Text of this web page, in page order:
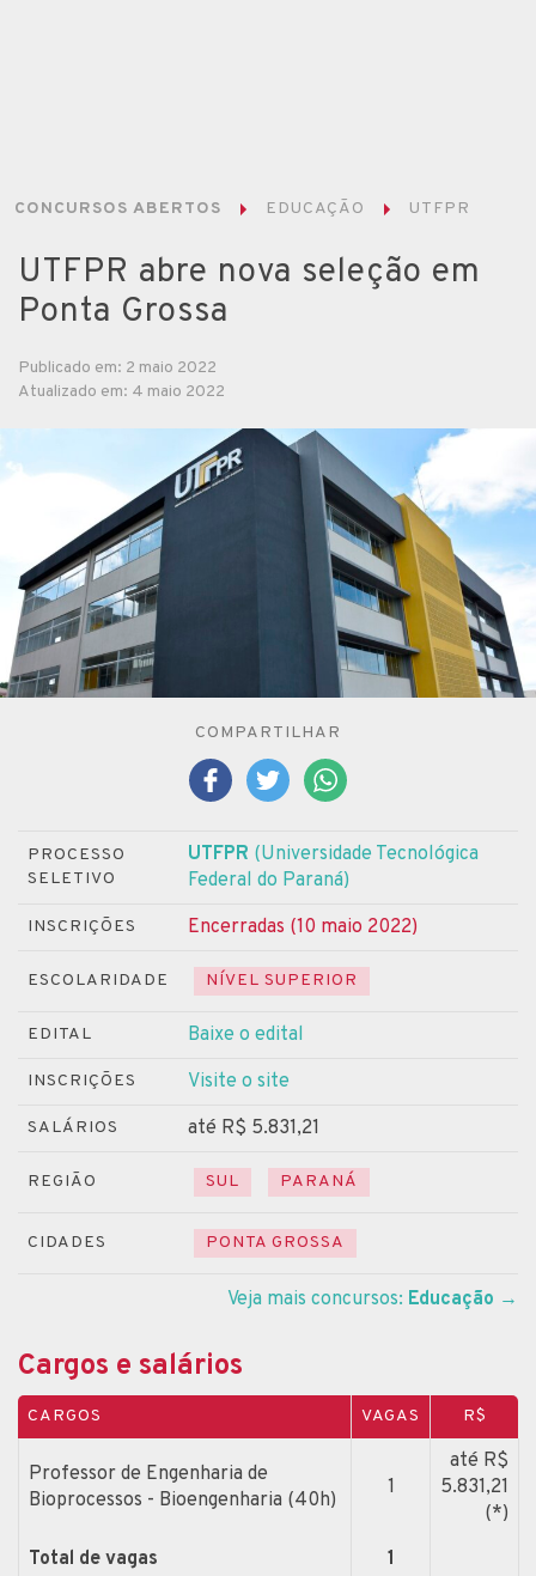
CONCURSOS ABERTOS EDUCAÇÃO UTFPR
UTFPR abre nova seleção em
Ponta Grossa
Publicado em: 2 maio 2022
Atualizado em: 4 maio 2022
COMPARTILHAR
PROCESSO
SELETIVO
UTFPR (Universidade Tecnológica
Federal do Paraná)
INSCRIÇÕES Encerradas (10 maio 2022)
ESCOLARIDADE NÍVEL SUPERIOR
EDITAL Baixe o edital
INSCRIÇÕES Visite o site
SALÁRIOS até R$ 5.831,21
REGIÃO SUL PARANÁ
CIDADES PONTA GROSSA
Veja mais concursos: Educação →
Cargos e salários
CARGOS VAGAS R$
Professor de Engenharia de
Bioprocessos - Bioengenharia (40h)
1
até R$
5.831,21
(*)
Total de vagas
1